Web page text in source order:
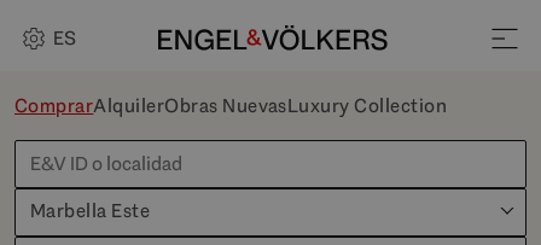
ES
ComprarAlquilerObras NuevasLuxury Collection
Marbella Este